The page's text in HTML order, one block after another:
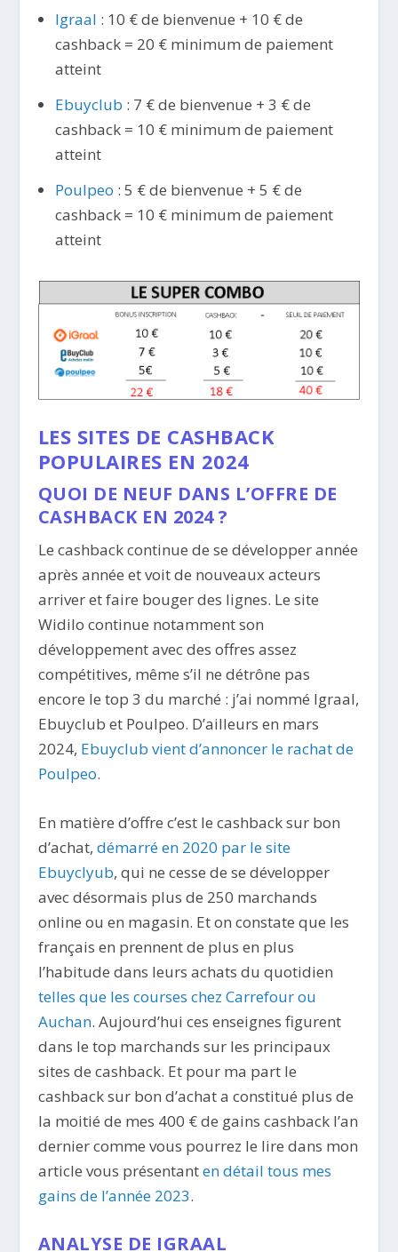
Igraal : 10 € de bienvenue + 10 € de
cashback = 20 € minimum de paiement
atteint
Ebuyclub : 7 € de bienvenue + 3 € de
cashback = 10 € minimum de paiement
atteint
Poulpeo : 5 € de bienvenue + 5 € de
cashback = 10 € minimum de paiement
atteint
LES SITES DE CASHBACK
POPULAIRES EN 2024
QUOI DE NEUF DANS L’OFFRE DE
CASHBACK EN 2024 ?
Le cashback continue de se développer année
après année et voit de nouveaux acteurs
arriver et faire bouger des lignes. Le site
Widilo continue notamment son
développement avec des offres assez
compétitives, même s’il ne détrône pas
encore le top 3 du marché : j’ai nommé Igraal,
Ebuyclub et Poulpeo. D’ailleurs en mars
2024, Ebuyclub vient d’annoncer le rachat de
Poulpeo.
En matière d’offre c’est le cashback sur bon
d’achat, démarré en 2020 par le site
Ebuyclyub, qui ne cesse de se développer
avec désormais plus de 250 marchands
online ou en magasin. Et on constate que les
français en prennent de plus en plus
l’habitude dans leurs achats du quotidien
telles que les courses chez Carrefour ou
Auchan. Aujourd’hui ces enseignes figurent
dans le top marchands sur les principaux
sites de cashback. Et pour ma part le
cashback sur bon d’achat a constitué plus de
la moitié de mes 400 € de gains cashback l’an
dernier comme vous pourrez le lire dans mon
article vous présentanten détail tous mes
gains de l’année 2023.
ANALYSE DE IGRAAL